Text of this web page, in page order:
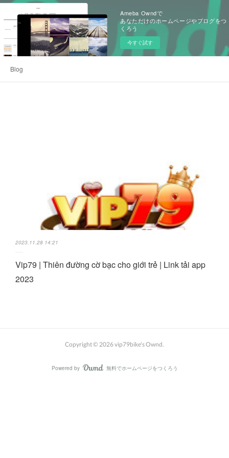
Ameba Owndで
あなただけのホームページやブログをつ
くろう
今すぐ試す
Blog
2023.11.28 14:21
Vip79 | Thiên đường cờ bạc cho giới trẻ | Link tải app
2023
Copyright © 2026vip79bike's Ownd.
Powered by AmebaOwnd
無料でホームページをつくろう